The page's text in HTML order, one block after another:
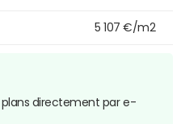
5 107 €/m2
plans directement par e-